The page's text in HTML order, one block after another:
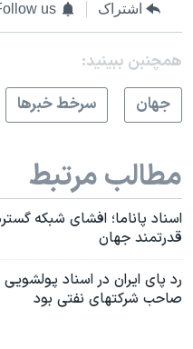
اشتراک us
همچنبن ببینید:
جهان
سرخط خبرها
مطالب مرتبط
اسناد پاناما؛ افشای شبکه
قدرتمند جهان
رد پای ایران در اسناد پولشویی
صاحب شرکتهای نفتی بود